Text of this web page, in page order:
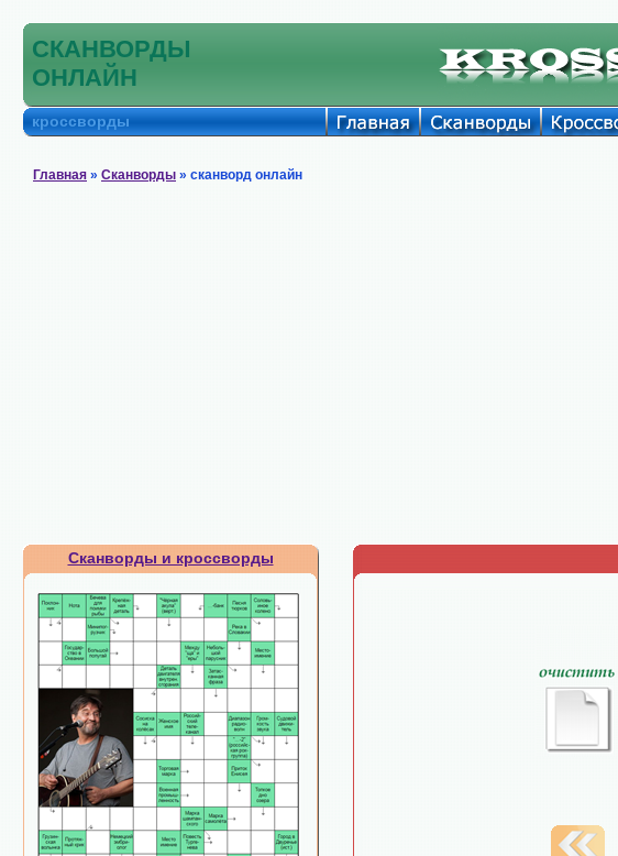
СКАНВОРДЫ
ОНЛАЙН
кроссворды
Главная » Сканворды » сканворд онлайн
Сканворды и кроссворды